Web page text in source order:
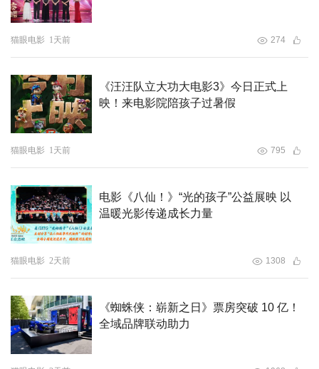
猫眼电影 1天前 274
《汪汪队立大功大电影3》今日正式上
映！来电影院陪孩子过暑假
猫眼电影 1天前 795
电影《八仙！》“光的孩子”公益展映 以
温暖光影传递成长力量
猫眼电影 2天前 1308
《蜘蛛侠：崭新之日》票房突破 10 亿！
全域品牌联动助力